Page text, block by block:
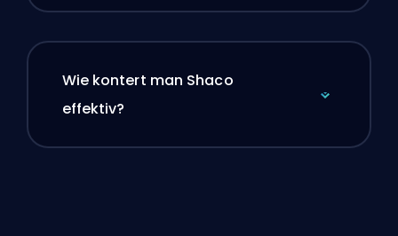
Wie kontert man Shaco
effektiv?